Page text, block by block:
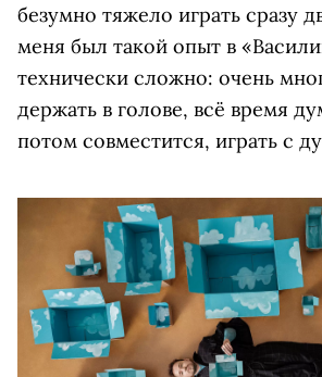
безумно тяжело играть сразу
меня был такой опыт в
технически сложно: очень
держать в голове, всё время
потом совместится, играть с